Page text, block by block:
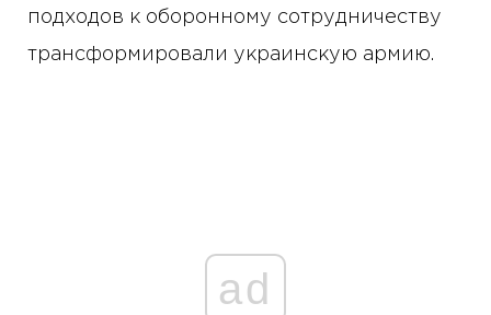
подходов к оборонному сотрудничеству
трансформировали украинскую армию.
ad